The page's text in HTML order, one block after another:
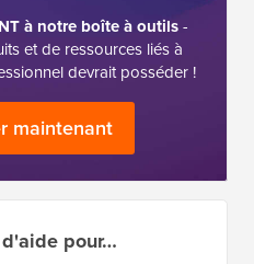
à notre boîte à outils-
et de ressources liés à
devrait posséder !
maintenant
pour…